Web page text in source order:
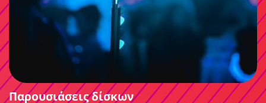
Παρουσιάσεις δίσκων